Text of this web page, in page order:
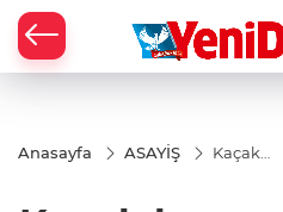
Anasayfa ASAYİŞ
Kaçak